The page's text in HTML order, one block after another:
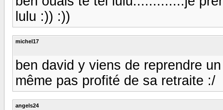
lulu :)) :))
michel17
ben david y viens de reprendre
même pas profité de sa retraite :/
angels24